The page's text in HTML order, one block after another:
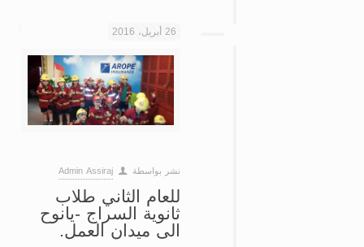
26 أبريل، 2016
نشر بواسطة Admin Assiraj
‏للعام الثاني طلاب
ثانوية السراج -يانوح
الى ميدان العمل‏.